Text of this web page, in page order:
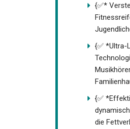
{✅*
{✅ *Ultra-
{✅
die